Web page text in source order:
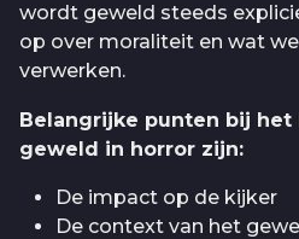
wordt geweld steeds
op over moraliteit en wat
verwerken.
Belangrijke punten bij het
geweld in horror zijn:
De impact op de kijker
De context van het